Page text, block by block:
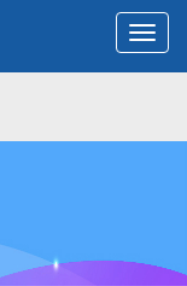
Toggle